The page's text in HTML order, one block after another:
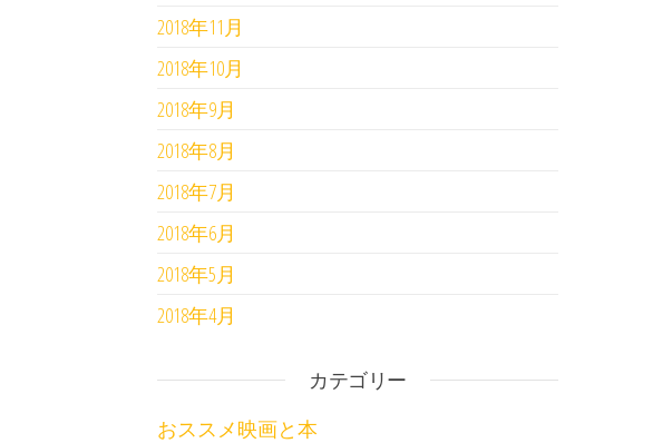
2018年11月
2018年10月
2018年9月
2018年8月
2018年7月
2018年6月
2018年5月
2018年4月
カテゴリー
おススメ映画と本